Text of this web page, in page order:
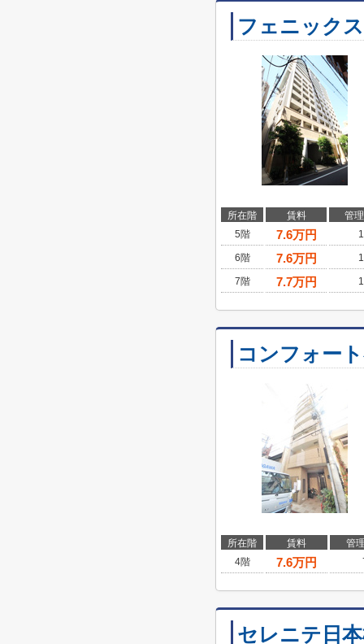
フェニック
所在階 賃料
管
5階
7.6万円
6階 7.6万円
7階 7.7万円
コンフォー
所在階 賃料
管
4階
7.6万円
セレニテ日